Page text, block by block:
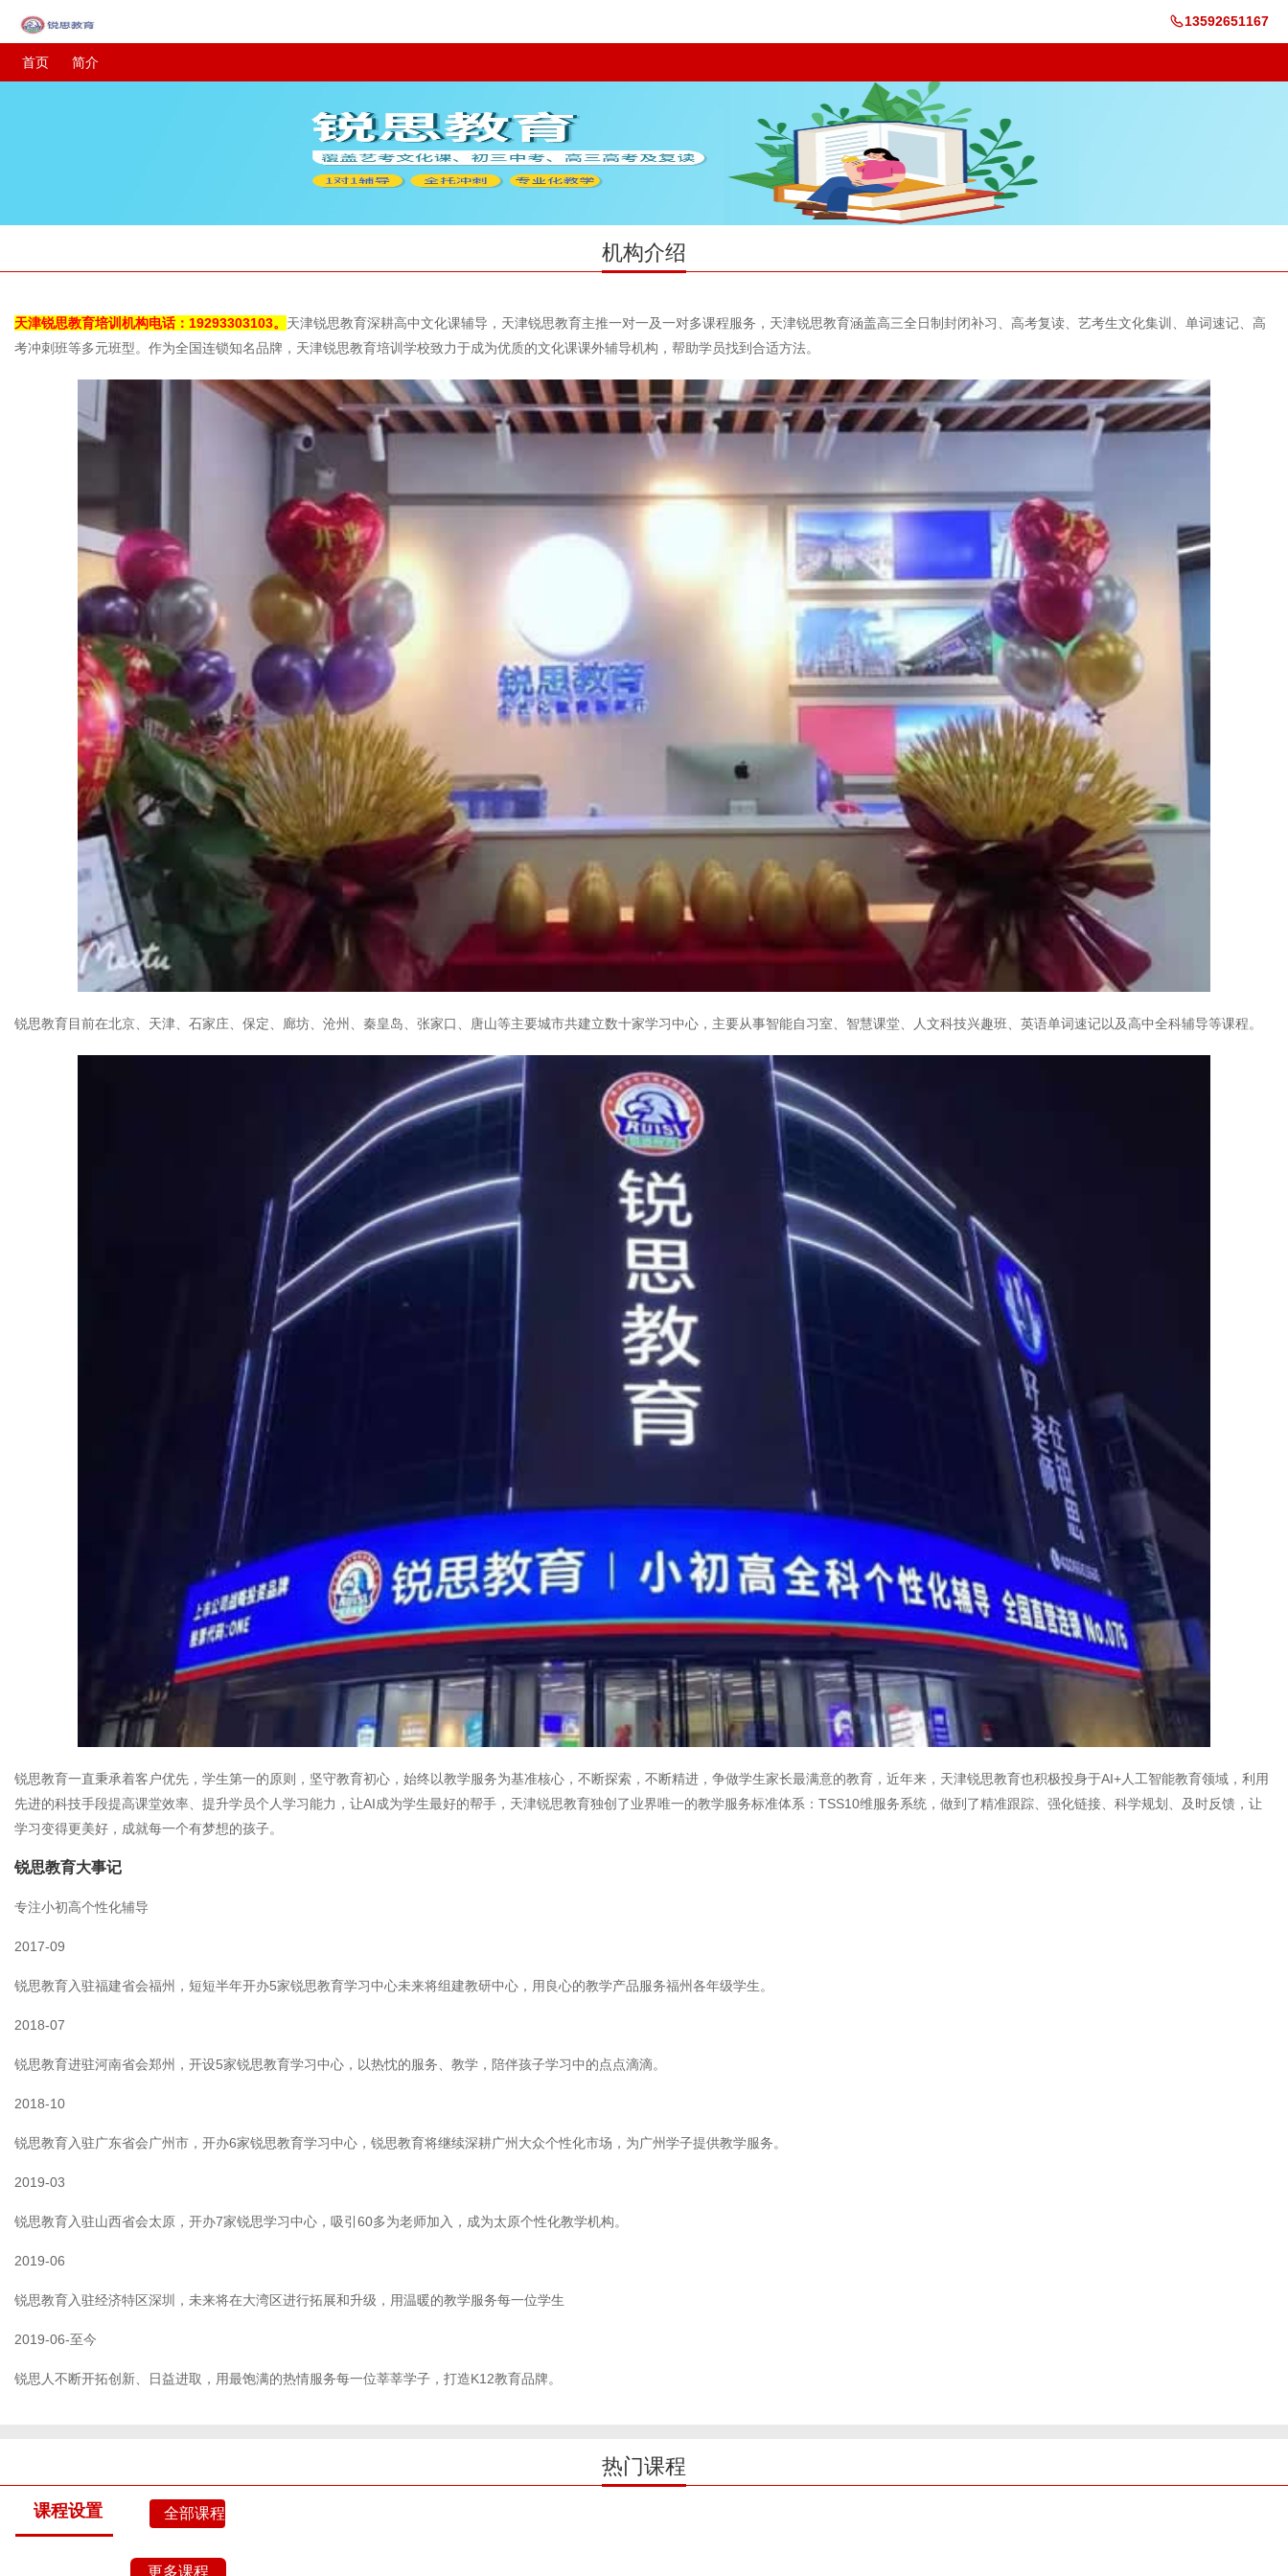
13592651167
首页 简介
机构介绍
天津锐思教育培训机构电话：19293303103。 天津锐思教育深耕高中文化课辅导，天津锐思教育主推一对一及一对多课程服务，天津锐思教育涵盖高三全日制封闭补习、高考复读、艺考生文化集训、单词速记、高
考冲刺班等多元班型。作为全国连锁知名品牌，天津锐思教育培训学校致力于成为优质的文化课课外辅导机构，帮助学员找到合适方法。
锐思教育目前在北京、天津、石家庄、保定、廊坊、沧州、秦皇岛、张家口、唐山等主要城市共建立数十家学习中心，主要从事智能自习室、智慧课堂、人文科技兴趣班、英语单词速记以及高中全科辅导等课程。
锐思教育一直秉承着客户优先，学生第一的原则，坚守教育初心，始终以教学服务为基准核心，不断探索，不断精进，争做学生家长最满意的教育，近年来，天津锐思教育也积极投身于AI+人工智能教育领域，利用
先进的科技手段提高课堂效率、提升学员个人学习能力，让AI成为学生最好的帮手，天津锐思教育独创了业界唯一的教学服务标准体系：TSS10维服务系统，做到了精准跟踪、强化链接、科学规划、及时反馈，让
学习变得更美好，成就每一个有梦想的孩子。
锐思教育大事记
专注小初高个性化辅导
2017-09
锐思教育入驻福建省会福州，短短半年开办5家锐思教育学习中心未来将组建教研中心，用良心的教学产品服务福州各年级学生。
2018-07
锐思教育进驻河南省会郑州，开设5家锐思教育学习中心，以热忱的服务、教学，陪伴孩子学习中的点点滴滴。
2018-10
锐思教育入驻广东省会广州市，开办6家锐思教育学习中心，锐思教育将继续深耕广州大众个性化市场，为广州学子提供教学服务。
2019-03
锐思教育入驻山西省会太原，开办7家锐思学习中心，吸引60多为老师加入，成为太原个性化教学机构。
2019-06
锐思教育入驻经济特区深圳，未来将在大湾区进行拓展和升级，用温暖的教学服务每一位学生
2019-06-至今
锐思人不断开拓创新、日益进取，用最饱满的热情服务每一位莘莘学子，打造K12教育品牌。
热门课程
课程设置 全部课程
更多课程